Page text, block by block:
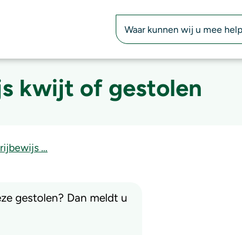
kwijt of gestolen
…
gestolen? Dan meldt u